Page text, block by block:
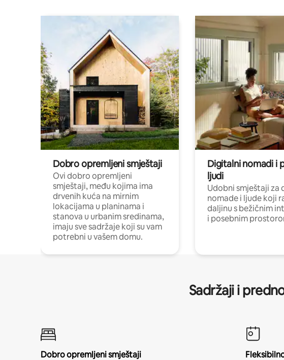
Dobro opremljeni smještaji
Ovi dobro opremljeni
smještaji, među kojima ima
drvenih kuća na mirnim
lokacijama u planinama i
stanova u urbanim sredinama,
imaju sve sadržaje koji su vam
potrebni u vašem domu.
Digitalni nomadi i
ljudi
Udobni smještaji za
nomade i ljude koji
daljinu s bežičnim
i posebnim
Sadržaji i
Dobro opremljeni smještaji